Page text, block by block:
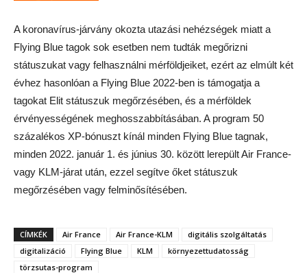
A koronavírus-járvány okozta utazási nehézségek miatt a
Flying Blue tagok sok esetben nem tudták megőrizni
státuszukat vagy felhasználni mérföldjeiket, ezért az elmúlt két
évhez hasonlóan a Flying Blue 2022-ben is támogatja a
tagokat Elit státuszuk megőrzésében, és a mérföldek
érvényességének meghosszabbításában. A program 50
százalékos XP-bónuszt kínál minden Flying Blue tagnak,
minden 2022. január 1. és június 30. között lerepült Air France-
vagy KLM-járat után, ezzel segítve őket státuszuk
megőrzésében vagy felminősítésében.
CÍMKÉK Air France Air France-KLM
digitális szolgáltatás
digitalizáció
Flying Blue KLM
környezettudatosság
törzsutas-program